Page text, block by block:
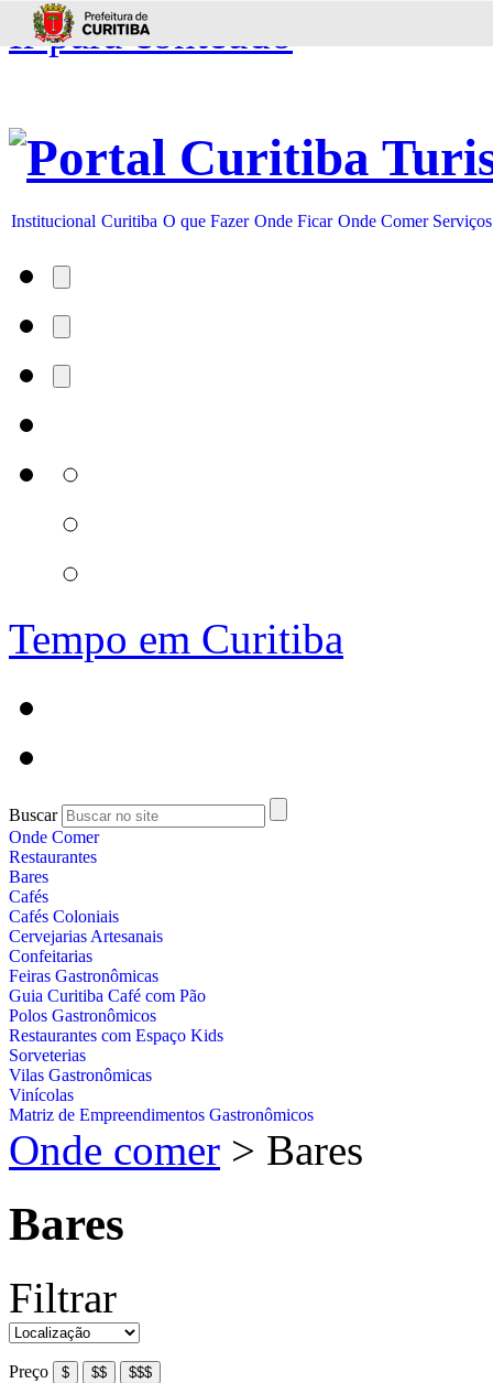
Ir para conteúdo
Institucional Curitiba O que Fazer Onde Ficar Onde Comer Serviços
Tempo em Curitiba
Buscar
Onde Comer
Restaurantes
Bares
Cafés
Cafés Coloniais
Cervejarias Artesanais
Confeitarias
Feiras Gastronômicas
Guia Curitiba Café com Pão
Polos Gastronômicos
Restaurantes com Espaço Kids
Sorveterias
Vilas Gastronômicas
Vinícolas
Matriz de Empreendimentos Gastronômicos
Onde comer > Bares
Bares
Filtrar
Preço